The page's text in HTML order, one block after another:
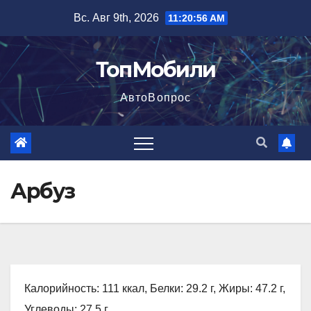
содержимому
Вс. Авг 9th, 2026 11:20:57 AM
ТопМобили
АвтоВопрос
Арбуз
Калорийность: 111 ккал, Белки: 29.2 г, Жиры: 47.2 г,